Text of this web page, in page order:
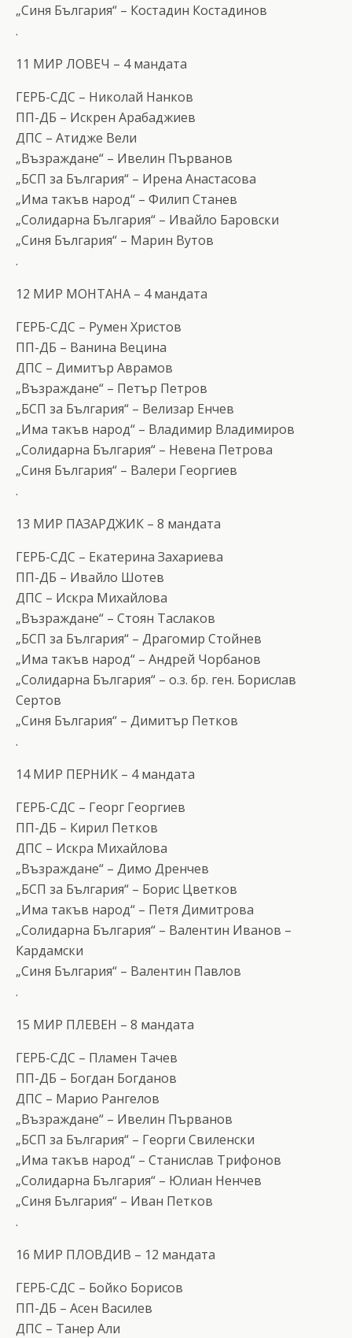
„Синя България“ – Костадин Костадинов
.
11 МИР ЛОВЕЧ – 4 мандата
ГЕРБ-СДС – Николай Нанков
ПП-ДБ – Искрен Арабаджиев
ДПС – Атидже Вели
„Възраждане“ – Ивелин Първанов
„БСП за България“ – Ирена Анастасова
„Има такъв народ“ – Филип Станев
„Солидарна България“ – Ивайло Баровски
„Синя България“ – Марин Вутов
.
12 МИР МОНТАНА – 4 мандата
ГЕРБ-СДС – Румен Христов
ПП-ДБ – Ванина Вецина
ДПС – Димитър Аврамов
„Възраждане“ – Петър Петров
„БСП за България“ – Велизар Енчев
„Има такъв народ“ – Владимир Владимиров
„Солидарна България“ – Невена Петрова
„Синя България“ – Валери Георгиев
.
13 МИР ПАЗАРДЖИК – 8 мандата
ГЕРБ-СДС – Екатерина Захариева
ПП-ДБ – Ивайло Шотев
ДПС – Искра Михайлова
„Възраждане“ – Стоян Таслаков
„БСП за България“ – Драгомир Стойнев
„Има такъв народ“ – Андрей Чорбанов
„Солидарна България“ – о.з. бр. ген. Борислав
Сертов
„Синя България“ – Димитър Петков
.
14 МИР ПЕРНИК – 4 мандата
ГЕРБ-СДС – Георг Георгиев
ПП-ДБ – Кирил Петков
ДПС – Искра Михайлова
„Възраждане“ – Димо Дренчев
„БСП за България“ – Борис Цветков
„Има такъв народ“ – Петя Димитрова
„Солидарна България“ – Валентин Иванов –
Кардамски
„Синя България“ – Валентин Павлов
.
15 МИР ПЛЕВЕН – 8 мандата
ГЕРБ-СДС – Пламен Тачев
ПП-ДБ – Богдан Богданов
ДПС – Марио Рангелов
„Възраждане“ – Ивелин Първанов
„БСП за България“ – Георги Свиленски
„Има такъв народ“ – Станислав Трифонов
„Солидарна България“ – Юлиан Ненчев
„Синя България“ – Иван Петков
.
16 МИР ПЛОВДИВ – 12 мандата
ГЕРБ-СДС – Бойко Борисов
ПП-ДБ – Асен Василев
ДПС – Танер Али